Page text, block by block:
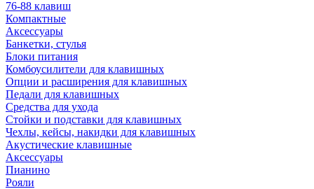
76-88 клавиш
Компактные
Аксессуары
Банкетки, стулья
Блоки питания
Комбоусилители для клавишных
Опции и расширения для клавишных
Педали для клавишных
Средства для ухода
Стойки и подставки для клавишных
Чехлы, кейсы, накидки для клавишных
Акустические клавишные
Аксессуары
Пианино
Рояли